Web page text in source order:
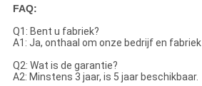
FAQ:
Q1: Bent u fabriek?
A1: Ja, onthaal om onze bedrijf en
Q2: Wat is de garantie?
A2: Minstens 3 jaar, is 5 jaar beschikbaar.